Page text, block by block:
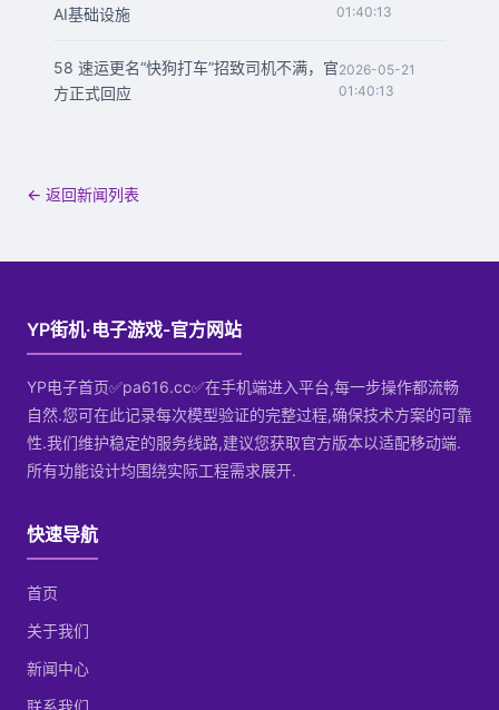
AI基础设施
01:40:13
58 速运更名“快狗打车”招致司机不满，官
方正式回应
2026-05-21
01:40:13
← 返回新闻列表
YP街机·电子游戏-官方网站
YP电子首页✅pa616.cc✅在手机端进入平台,每一步操作都流畅
自然.您可在此记录每次模型验证的完整过程,确保技术方案的可靠
性.我们维护稳定的服务线路,建议您获取官方版本以适配移动端.
所有功能设计均围绕实际工程需求展开.
快速导航
首页
关于我们
新闻中心
联系我们